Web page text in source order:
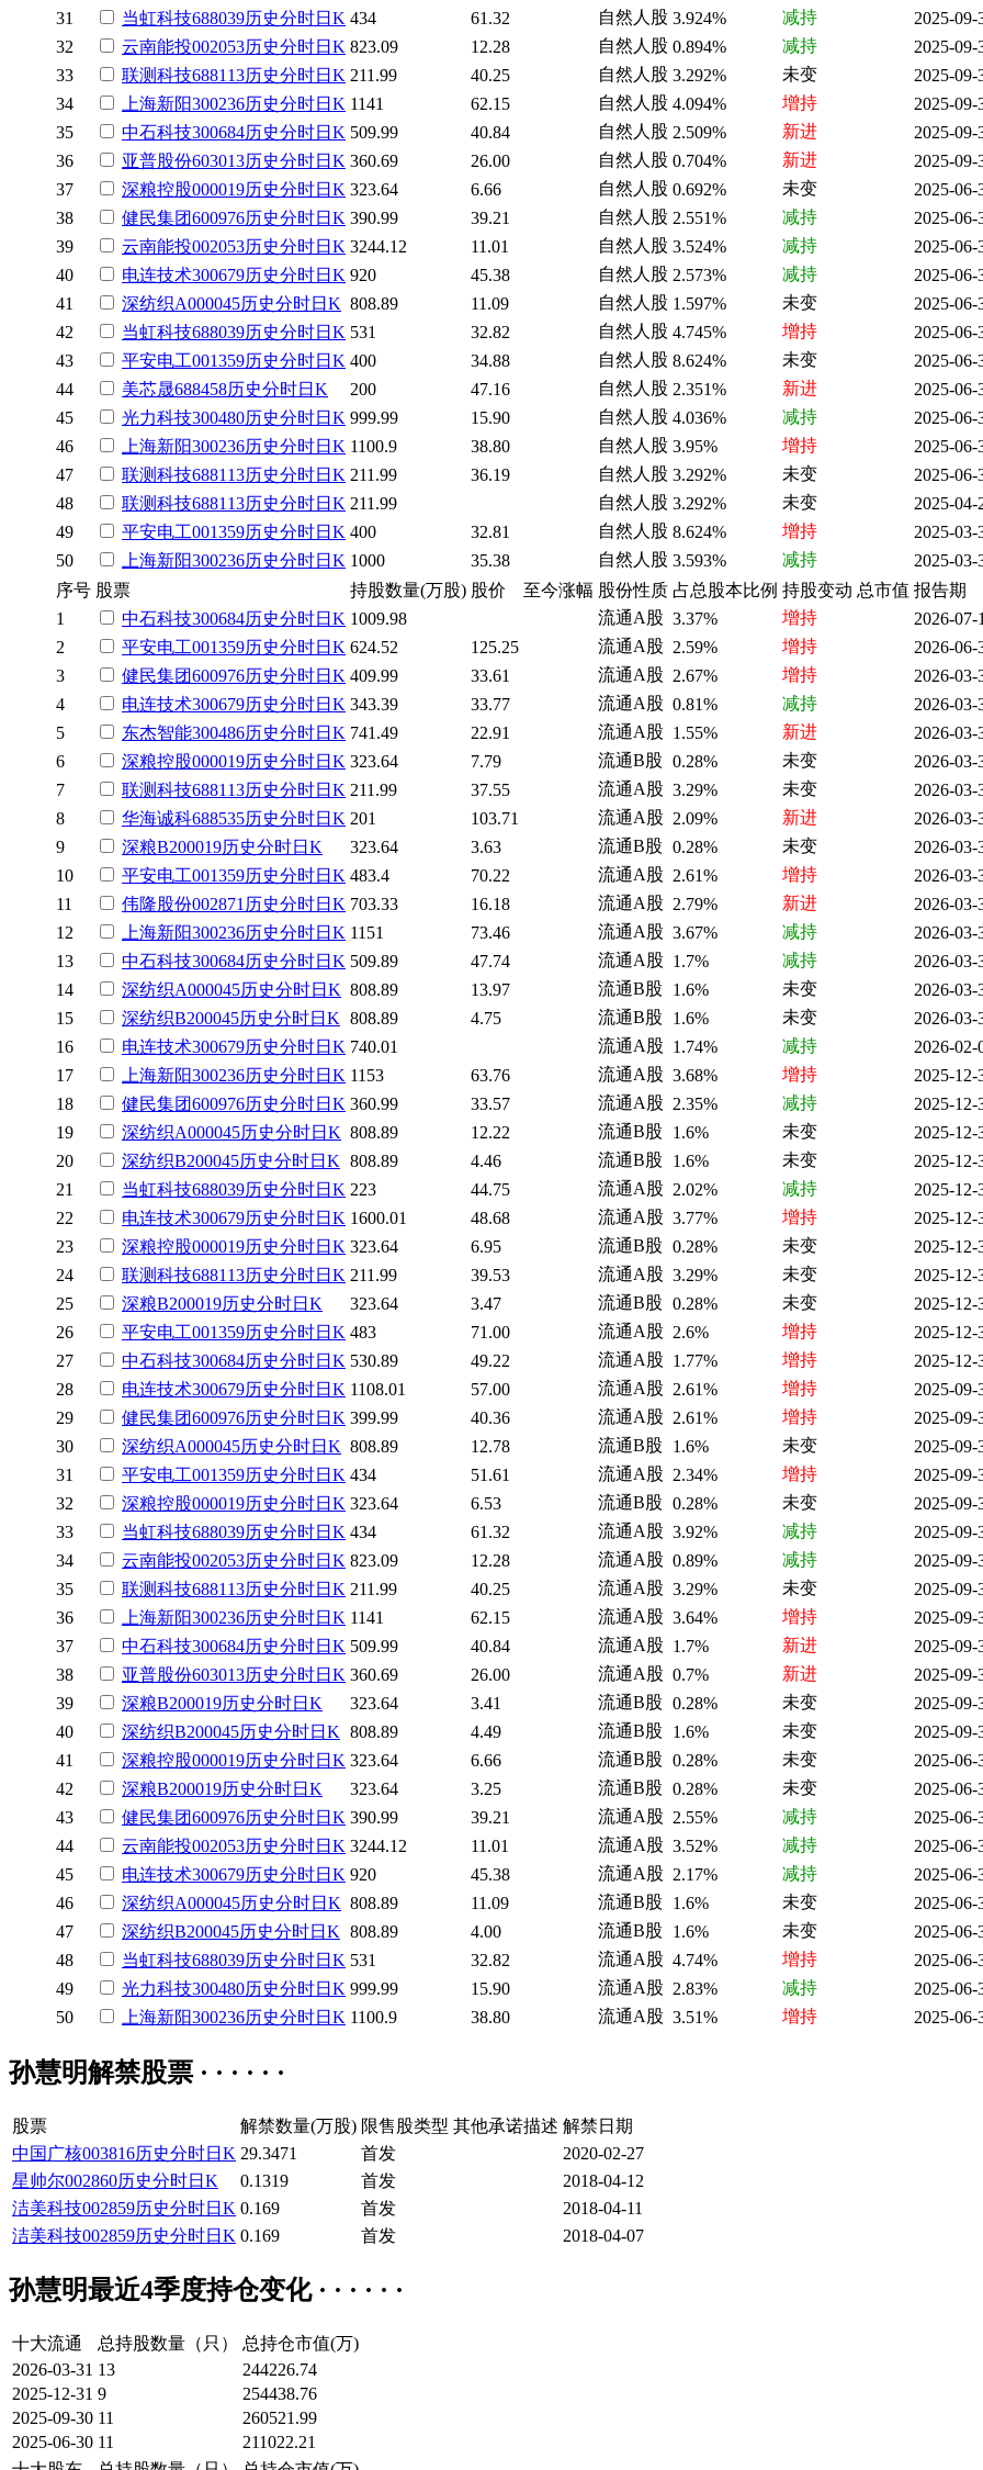
31
当虹科技688039历史分时日K 434 61.32 自然人股 3.924% 减持
2025-09-
32
云南能投002053历史分时日K 823.09 12.28 自然人股 0.894% 减持
2025-09-
33
联测科技688113历史分时日K 211.99 40.25 自然人股 3.292% 未变
2025-09-
34
上海新阳300236历史分时日K 1141 62.15 自然人股 4.094% 增持
2025-09-
35
中石科技300684历史分时日K 509.99 40.84 自然人股 2.509% 新进
2025-09-
36
亚普股份603013历史分时日K 360.69 26.00 自然人股 0.704% 新进
2025-09-
37
深粮控股000019历史分时日K 323.64 6.66 自然人股 0.692% 未变
2025-06-
38
健民集团600976历史分时日K 390.99 39.21 自然人股 2.551% 减持
2025-06-
39
云南能投002053历史分时日K 3244.12 11.01 自然人股 3.524% 减持
2025-06-
40
电连技术300679历史分时日K 920 45.38 自然人股 2.573% 减持
2025-06-
41
深纺织A000045历史分时日K 808.89 11.09 自然人股 1.597% 未变
2025-06-
42
当虹科技688039历史分时日K 531 32.82 自然人股 4.745% 增持
2025-06-
43
平安电工001359历史分时日K 400 34.88 自然人股 8.624% 未变
2025-06-
44
美芯晟688458历史分时日K 200 47.16 自然人股 2.351% 新进
2025-06-
45
光力科技300480历史分时日K 999.99 15.90 自然人股 4.036% 减持
2025-06-
46
上海新阳300236历史分时日K 1100.9 38.80 自然人股 3.95% 增持
2025-06-
47
联测科技688113历史分时日K 211.99 36.19 自然人股 3.292% 未变
2025-06-
48
联测科技688113历史分时日K 211.99 自然人股 3.292% 未变
2025-04-
49
平安电工001359历史分时日K 400 32.81 自然人股 8.624% 增持
2025-03-
50
上海新阳300236历史分时日K 1000 35.38 自然人股 3.593% 减持
2025-03-
序号 股票 持股数量(万股) 股价 至今涨幅 股份性质 占总股本比例 持股变动 总市值 报告期
1
中石科技300684历史分时日K 1009.98 流通A股 3.37% 增持
2026-07-
2
平安电工001359历史分时日K 624.52 125.25 流通A股 2.59% 增持
2026-06-
3
健民集团600976历史分时日K 409.99 33.61 流通A股 2.67% 增持
2026-03-
4
电连技术300679历史分时日K 343.39 33.77 流通A股 0.81% 减持
2026-03-
5
东杰智能300486历史分时日K 741.49 22.91 流通A股 1.55% 新进
2026-03-
6
深粮控股000019历史分时日K 323.64 7.79 流通B股 0.28% 未变
2026-03-
7
联测科技688113历史分时日K 211.99 37.55 流通A股 3.29% 未变
2026-03-
8
华海诚科688535历史分时日K 201 103.71 流通A股 2.09% 新进
2026-03-
9
深粮B200019历史分时日K 323.64 3.63 流通B股 0.28% 未变
2026-03-
10
平安电工001359历史分时日K 483.4 70.22 流通A股 2.61% 增持
2026-03-
11
伟隆股份002871 历史分时日K 703.33 16.18 流通A股 2.79% 新进
2026-03-
12
上海新阳300236历史分时日K 1151 73.46 流通A股 3.67% 减持
2026-03-
13
中石科技300684历史分时日K 509.89 47.74 流通A股 1.7% 减持
2026-03-
14
深纺织A000045历史分时日K 808.89 13.97 流通B股 1.6% 未变
2026-03-
15
深纺织B200045历史分时日K 808.89 4.75 流通B股 1.6% 未变
2026-03-
16
电连技术300679历史分时日K 740.01 流通A股 1.74% 减持
2026-02-
17
上海新阳300236历史分时日K 1153 63.76 流通A股 3.68% 增持
2025-12-
18
健民集团600976历史分时日K 360.99 33.57 流通A股 2.35% 减持
2025-12-
19
深纺织A000045历史分时日K 808.89 12.22 流通B股 1.6% 未变
2025-12-
20
深纺织B200045历史分时日K 808.89 4.46 流通B股 1.6% 未变
2025-12-
21
当虹科技688039历史分时日K 223 44.75 流通A股 2.02% 减持
2025-12-
22
电连技术300679历史分时日K 1600.01 48.68 流通A股 3.77% 增持
2025-12-
23
深粮控股000019历史分时日K 323.64 6.95 流通B股 0.28% 未变
2025-12-
24
联测科技688113历史分时日K 211.99 39.53 流通A股 3.29% 未变
2025-12-
25
深粮B200019历史分时日K 323.64 3.47 流通B股 0.28% 未变
2025-12-
26
平安电工001359历史分时日K 483 71.00 流通A股 2.6% 增持
2025-12-
27
中石科技300684历史分时日K 530.89 49.22 流通A股 1.77% 增持
2025-12-
28
电连技术300679历史分时日K 1108.01 57.00 流通A股 2.61% 增持
2025-09-
29
健民集团600976历史分时日K 399.99 40.36 流通A股 2.61% 增持
2025-09-
30
深纺织A000045历史分时日K 808.89 12.78 流通B股 1.6% 未变
2025-09-
31
平安电工001359历史分时日K 434 51.61 流通A股 2.34% 增持
2025-09-
32
深粮控股000019历史分时日K 323.64 6.53 流通B股 0.28% 未变
2025-09-
33
当虹科技688039历史分时日K 434 61.32 流通A股 3.92% 减持
2025-09-
34
云南能投002053历史分时日K 823.09 12.28 流通A股 0.89% 减持
2025-09-
35
联测科技688113历史分时日K 211.99 40.25 流通A股 3.29% 未变
2025-09-
36
上海新阳300236历史分时日K 1141 62.15 流通A股 3.64% 增持
2025-09-
37
中石科技300684历史分时日K 509.99 40.84 流通A股 1.7% 新进
2025-09-
38
亚普股份603013历史分时日K 360.69 26.00 流通A股 0.7% 新进
2025-09-
39
深粮B200019历史分时日K 323.64 3.41 流通B股 0.28% 未变
2025-09-
40
深纺织B200045历史分时日K 808.89 4.49 流通B股 1.6% 未变
2025-09-
41
深粮控股000019历史分时日K 323.64 6.66 流通B股 0.28% 未变
2025-06-
42
深粮B200019历史分时日K 323.64 3.25 流通B股 0.28% 未变
2025-06-
43
健民集团600976历史分时日K 390.99 39.21 流通A股 2.55% 减持
2025-06-
44
云南能投002053历史分时日K 3244.12 11.01 流通A股 3.52% 减持
2025-06-
45
电连技术300679历史分时日K 920 45.38 流通A股 2.17% 减持
2025-06-
46
深纺织A000045历史分时日K 808.89 11.09 流通B股 1.6% 未变
2025-06-
47
深纺织B200045历史分时日K 808.89 4.00 流通B股 1.6% 未变
2025-06-
48
当虹科技688039历史分时日K 531 32.82 流通A股 4.74% 增持
2025-06-
49
光力科技300480历史分时日K 999.99 15.90 流通A股 2.83% 减持
2025-06-
50
上海新阳300236历史分时日K 1100.9 38.80 流通A股 3.51% 增持 2025-06-
孙慧明解禁股票 · · · · · ·
股票 解禁数量(万股) 限售股类型 其他承诺描述 解禁日期
中国广核003816历史分时日K 29.3471 首发
2020-02-27
星帅尔002860历史分时日K 0.1319 首发
2018-04-12
洁美科技002859历史分时日K 0.169 首发
2018-04-11
洁美科技002859历史分时日K 0.169 首发 2018-04-07
孙慧明最近4季度持仓变化 · · · · · ·
十大流通 总持股数量（只）
总持仓市值(万)
2026-03-31 13
244226.74
2025-12-31 9
254438.76
2025-09-30 11
260521.99
2025-06-30 11
211022.21